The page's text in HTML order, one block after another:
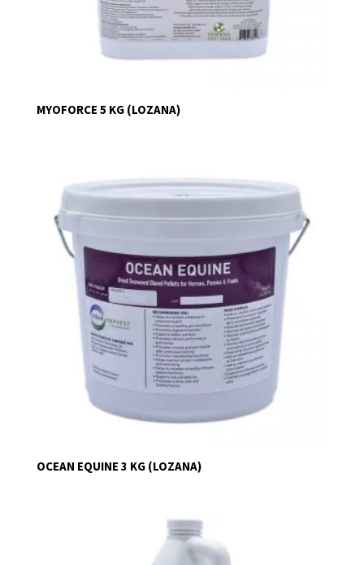
MYOFORCE 5 KG (LOZANA)
OCEAN EQUINE 3 KG (LOZANA)